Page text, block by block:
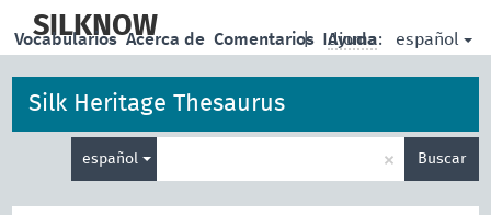
main
SILKNOW | Idioma: español
Vocabularios Acerca de Comentarios Ayuda
Silk Heritage Thesaurus
español × Buscar